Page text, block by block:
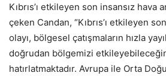
Kıbrıs’ı etkileyen son insansız hava
çeken Candan, “Kıbrıs’ı etkileyen
olayı, bölgesel çatışmaların hızla
doğrudan bölgemizi
hatırlatmaktadır. Avrupa ile Orta